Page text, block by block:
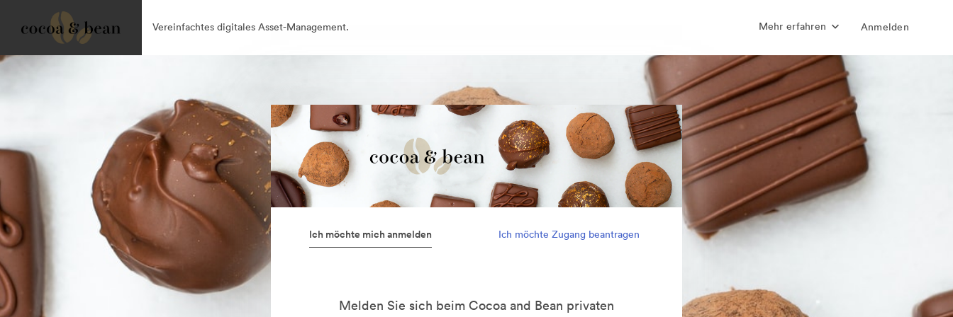
Vereinfachtes digitales Asset-Management. Mehr erfahren Anmelden
Ich möchte mich anmelden Ich möchte Zugang beantragen
Melden Sie sich beim Cocoa and Bean privaten